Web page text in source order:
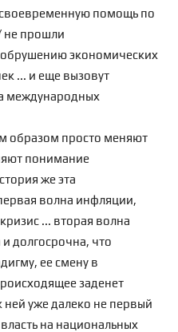
помощь по
не прошли
экономических
... и еще вызовут
международных
образом просто меняют
понимание
же эта
волна инфляции,
кризис ... вторая волна
долгосрочна, что
, ее смену в
заденет
ней уже далеко не первый
на национальных